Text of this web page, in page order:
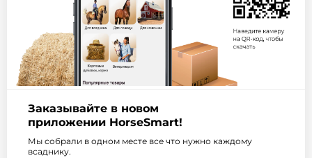
Заказывайте в новом
приложении HorseSmart!
Мы собрали в одном месте все что нужно каждому
всаднику.